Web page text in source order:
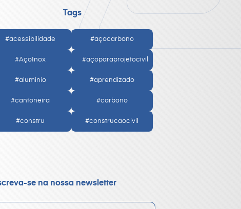
Tags
#acessibilidade #açocarbono
#AçoInox #açoparaprojetocivil
#aluminio #aprendizado
#cantoneira #carbono
#constru #construcaocivil
se na nossa newsletter